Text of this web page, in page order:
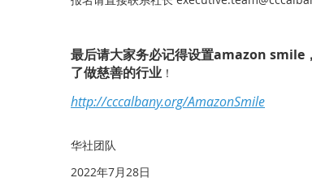
最后请大家务必记得设置amazon smile
了做慈善的行业 ！
http://cccalbany.org/AmazonSmile
华社团队
2022年7月28日